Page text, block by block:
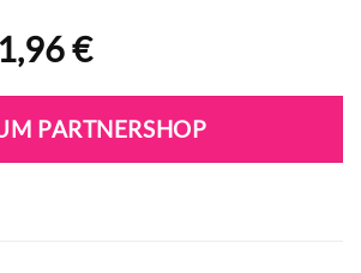
€
€Aktueller
ist:
31,96 €.
PARTNERSHOP